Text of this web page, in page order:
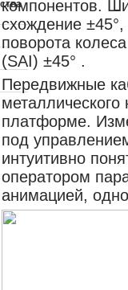
компонентов.
схождение
поворота
(SAI) ±45° .
Передвижные
металлического
платформе.
под
интуитивно
оператором
анимацией,